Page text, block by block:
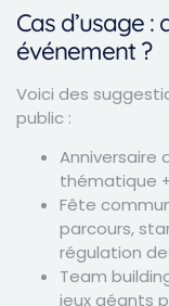
Cas d’usage
événement ?
Voici des
public :
Anniversaire
thématique
Fête
parcours,
régulation
Team
jeux géants